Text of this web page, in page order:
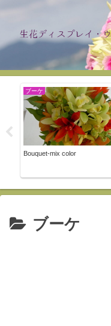
ブーケ
Bouquet-mix color
ブーケ